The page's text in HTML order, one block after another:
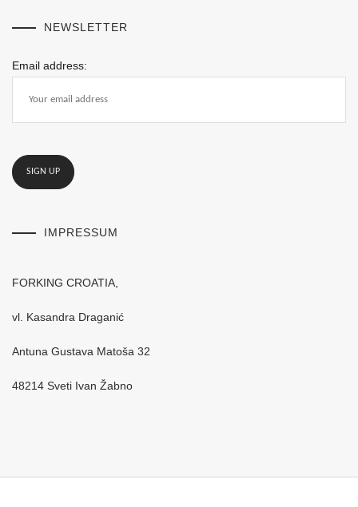
NEWSLETTER
Email address:
IMPRESSUM
FORKING CROATIA,
vl. Kasandra Draganić
Antuna Gustava Matoša 32
48214 Sveti Ivan Žabno